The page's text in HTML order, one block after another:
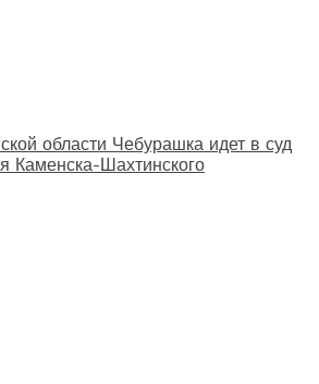
области Чебурашка идет в суд
Каменска-Шахтинского